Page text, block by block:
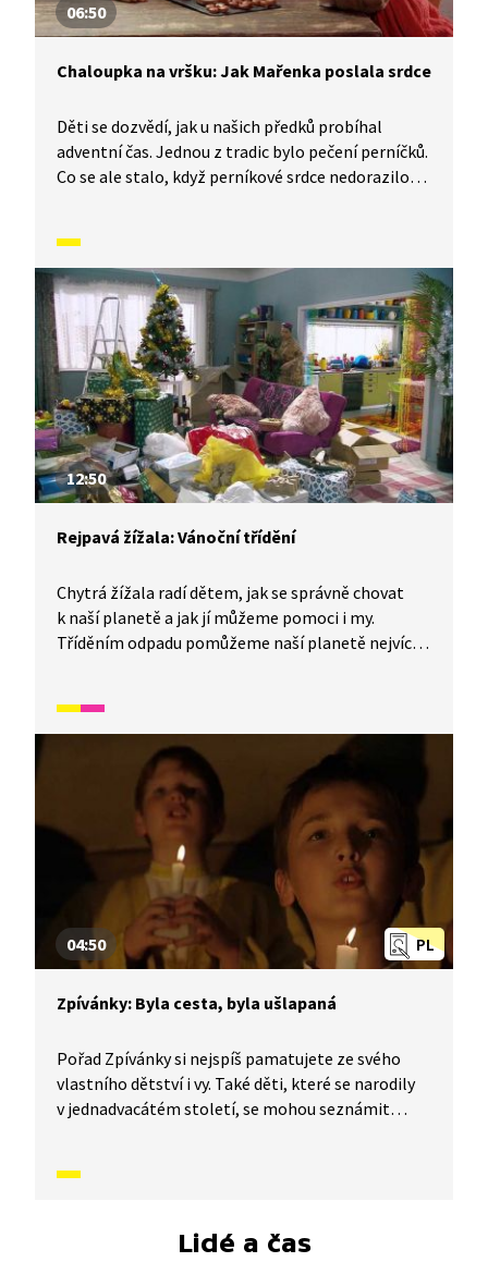
06:50
Chaloupka na vršku: Jak Mařenka poslala srdce
Děti se dozvědí, jak u našich předků probíhal
adventní čas. Jednou z tradic bylo pečení perníčků.
Co se ale stalo, když perníkové srdce nedorazilo
kalendářního roku ukáže, jak naši předkové žili
na vsi skromné, ale veselé životy v souladu
s přírodou. Video inspirované lidovými zvyky
a písněmi navazuje na poetiku klasických
Trnkových filmů.
12:50
Rejpavá žížala: Vánoční třídění
Chytrá žížala radí dětem, jak se správně chovat
k naší planetě a jak jí můžeme pomoci i my.
Tříděním odpadu pomůžeme naší planetě nejvíce.
na papír, plasty, sklo? Schválně, zkuste roztřídit
pomyslně odpad, který zbývá po svátcích.
PL
04:50
Zpívánky: Byla cesta, byla ušlapaná
Pořad Zpívánky si nejspíš pamatujete ze svého
vlastního dětství i vy. Také děti, které se narodily
v jednadvacátém století, se mohou seznámit
příbězích představíme písničky i dobový kontext,
naučíme vánoční koledu Byla cesta, byla ušlapaná.
Lidé a čas